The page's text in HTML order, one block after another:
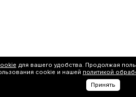
для вашего удобства. Продолжая
cookie и нашей политикой
Принять